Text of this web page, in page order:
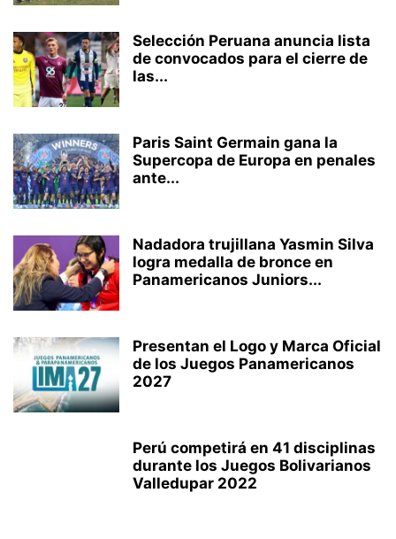
Selección Peruana anuncia lista
de convocados para el cierre de
las...
Paris Saint Germain gana la
Supercopa de Europa en penales
ante...
Nadadora trujillana Yasmin Silva
logra medalla de bronce en
Panamericanos Juniors...
Presentan el Logo y Marca Oficial
de los Juegos Panamericanos
2027
Perú competirá en 41 disciplinas
durante los Juegos Bolivarianos
Valledupar 2022